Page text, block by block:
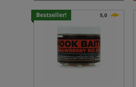
Bestseller! 5,0